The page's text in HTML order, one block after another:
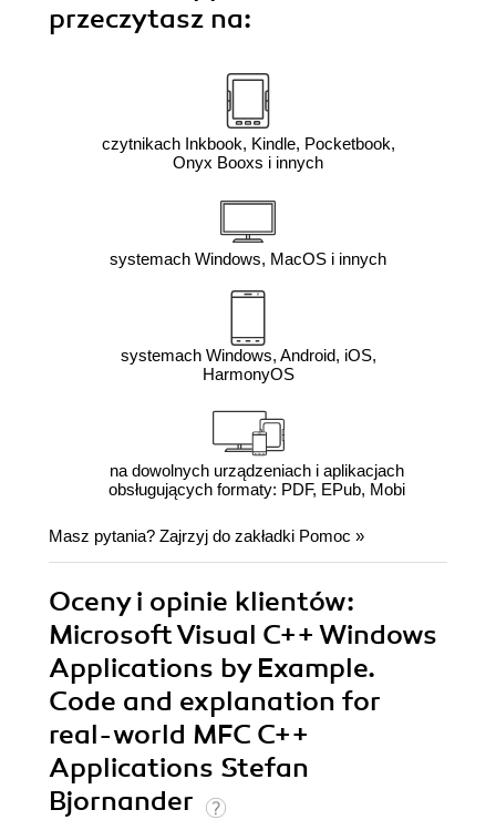
przeczytasz na:
czytnikach Inkbook, Kindle, Pocketbook,
Onyx Booxs i innych
systemach Windows, MacOS i innych
systemach Windows, Android, iOS,
HarmonyOS
na dowolnych urządzeniach i aplikacjach
obsługujących formaty: PDF, EPub, Mobi
Masz pytania? Zajrzyj do zakładki Pomoc »
Oceny i opinie klientów:
Microsoft Visual C++ Windows
Applications by Example.
Code and explanation for
real-world MFC C++
Applications Stefan
Bjornander